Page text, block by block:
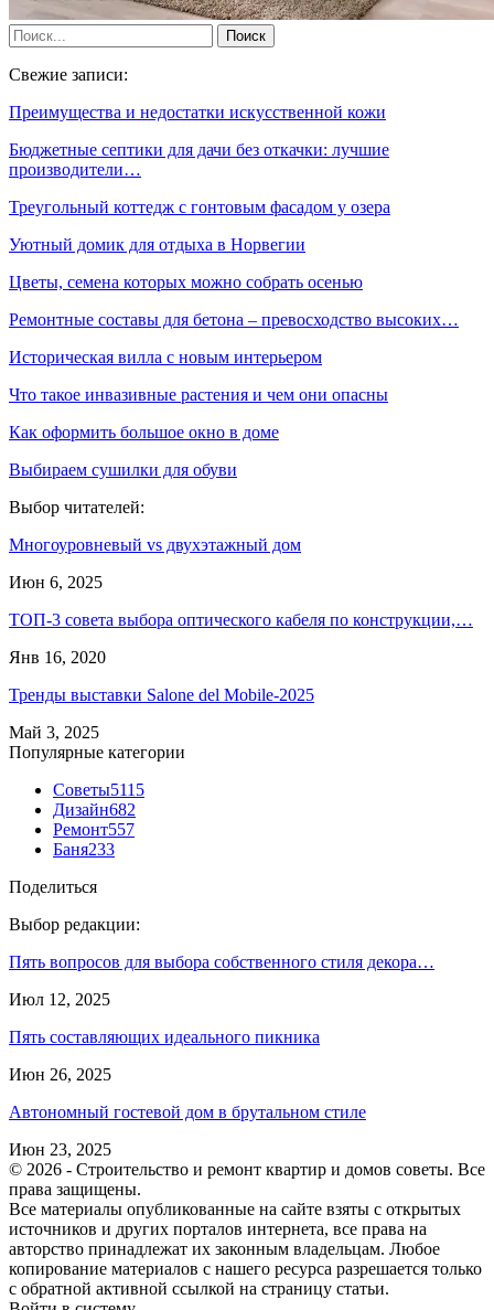
Свежие записи:
Преимущества и недостатки искусственной кожи
Бюджетные септики для дачи без откачки: лучшие
производители…
Треугольный коттедж с гонтовым фасадом у озера
Уютный домик для отдыха в Норвегии
Цветы, семена которых можно собрать осенью
Ремонтные составы для бетона – превосходство высоких…
Историческая вилла с новым интерьером
Что такое инвазивные растения и чем они опасны
Как оформить большое окно в доме
Выбираем сушилки для обуви
Выбор читателей:
Многоуровневый vs двухэтажный дом
Июн 6, 2025
ТОП-3 совета выбора оптического кабеля по конструкции,…
Янв 16, 2020
Тренды выставки Salone del Mobile-2025
Май 3, 2025
Популярные категории
Советы5115
Дизайн682
Ремонт557
Баня233
Поделиться
Выбор редакции:
Пять вопросов для выбора собственного стиля декора…
Июл 12, 2025
Пять составляющих идеального пикника
Июн 26, 2025
Автономный гостевой дом в брутальном стиле
Июн 23, 2025
© 2026 - Строительство и ремонт квартир и домов советы. Все
права защищены.
Все материалы опубликованные на сайте взяты с открытых
источников и других порталов интернета, все права на
авторство принадлежат их законным владельцам. Любое
копирование материалов с нашего ресурса разрешается только
с обратной активной ссылкой на страницу статьи.